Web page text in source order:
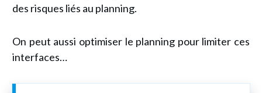
des risques liés au planning.
On peut aussi optimiser le planning pour limiter ces
interfaces…